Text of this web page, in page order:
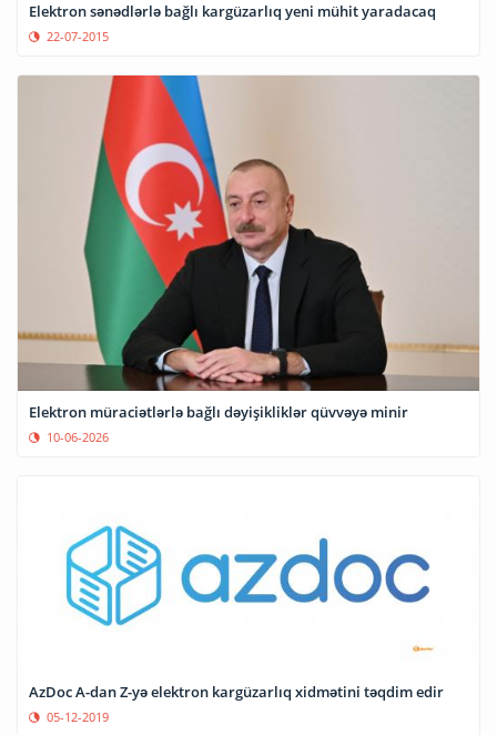
Elektron sənədlərlə bağlı kargüzarlıq yeni mühit yaradacaq
22-07-2015
Elektron müraciətlərlə bağlı dəyişikliklər qüvvəyə minir
10-06-2026
AzDoc A-dan Z-yə elektron kargüzarlıq xidmətini təqdim edir
05-12-2019